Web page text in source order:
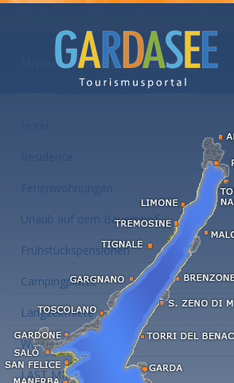
Unterkünfte am Gardasee
Ferienwohnungen
Urlaub auf dem Bauernhof
Frühstückspensionen
Campingplätze
Langzeitmiete
Wellness Hotel
LAST MINUTE